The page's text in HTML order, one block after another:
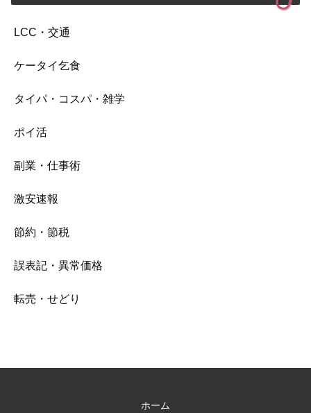
LCC・交通
ケータイ乞食
タイパ・コスパ・雑学
ポイ活
副業・仕事術
激安速報
節約・節税
誤表記・異常価格
転売・せどり
ホーム